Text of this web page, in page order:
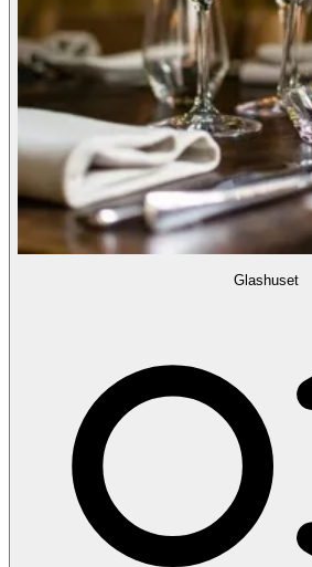
Glashuset